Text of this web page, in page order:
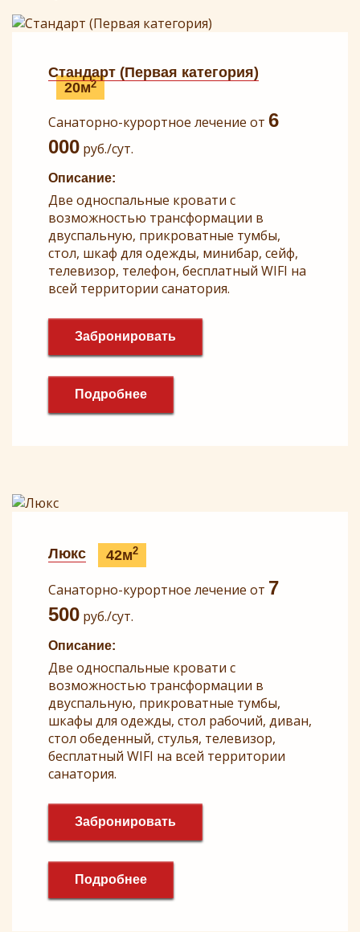
Стандарт (Первая категория)
20м2
Санаторно-курортное лечение от 6
000 руб./сут.
Описание:
Две односпальные кровати с
возможностью трансформации в
двуспальную, прикроватные тумбы,
стол, шкаф для одежды, минибар, сейф,
телевизор, телефон, бесплатный WIFI на
всей территории санатория.
Забронировать
Подробнее
Люкс 42м2
Санаторно-курортное лечение от 7
500 руб./сут.
Описание:
Две односпальные кровати с
возможностью трансформации в
двуспальную, прикроватные тумбы,
шкафы для одежды, стол рабочий, диван,
стол обеденный, стулья, телевизор,
бесплатный WIFI на всей территории
санатория.
Забронировать
Подробнее